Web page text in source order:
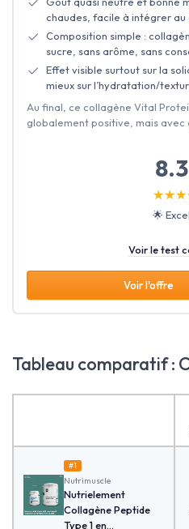
chaudes, facile à intégrer au
Composition simple :
sucre, sans arôme, sans
Effet visible surtout sur la
mieux sur l’hydratation/
Au final, ce collagène Vital
globalement positive, mais avec
8.3
🌟
Voir le test
Voir l'offre
Tableau comparatif :
#1
Nutrimuscle
Nutrielement
Collagène Peptide
Type 1 en...